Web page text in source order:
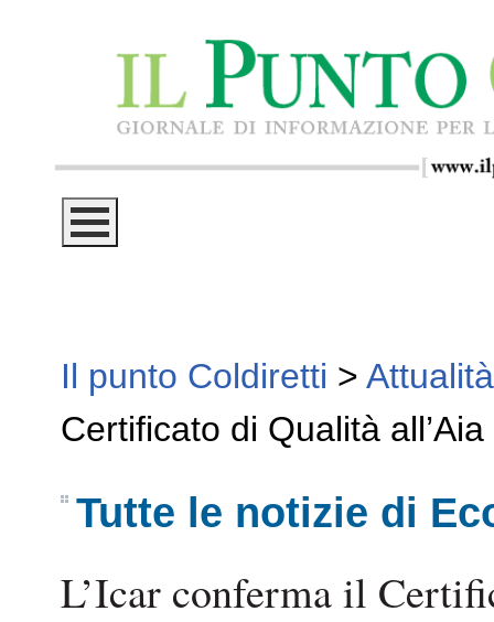
Il punto Coldiretti > Attualità
Certificato di Qualità all’Aia
Tutte le notizie di
L’Icar conferma il